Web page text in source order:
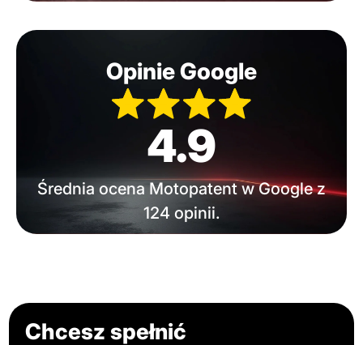
Opinie Google
4.9
Średnia ocena Motopatent w Google z
124 opinii.
Chcesz spełnić